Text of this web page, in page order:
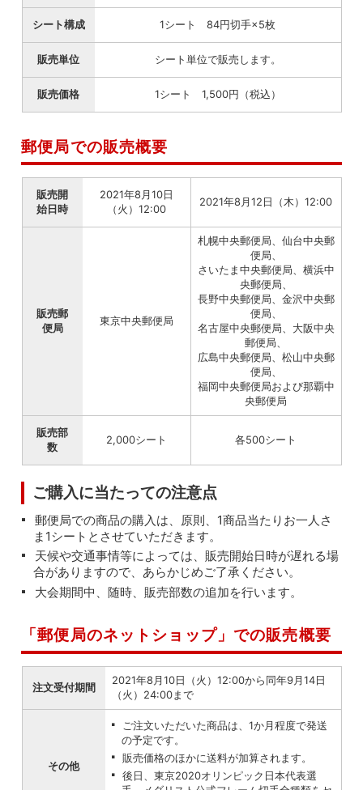
シート構成 1シート 84円切手×5枚
販売単位 シート単位で販売します。
販売価格 1シート 1,500円（税込）
郵便局での販売概要
販売開
始日時
2021年8月10日
（火）12:00
2021年8月12日（木）12:00
販売郵
便局
東京中央郵便局
札幌中央郵便局、仙台中央郵
便局、
さいたま中央郵便局、横浜中
央郵便局、
長野中央郵便局、金沢中央郵
便局、
名古屋中央郵便局、大阪中央
郵便局、
広島中央郵便局、松山中央郵
便局、
福岡中央郵便局および那覇中
央郵便局
販売部
数
2,000シート 各500シート
ご購入に当たっての注意点
郵便局での商品の購入は、原則、1商品当たりお一人さ
ま1シートとさせていただきます。
天候や交通事情等によっては、販売開始日時が遅れる場
合がありますので、あらかじめご了承ください。
大会期間中、随時、販売部数の追加を行います。
「郵便局のネットショップ」での販売概要
注文受付期間
2021年8月10日（火）12:00から同年9月14日
（火）24:00まで
その他
ご注文いただいた商品は、1か月程度で発送
の予定です。
販売価格のほかに送料が加算されます。
後日、東京2020オリンピック日本代表選